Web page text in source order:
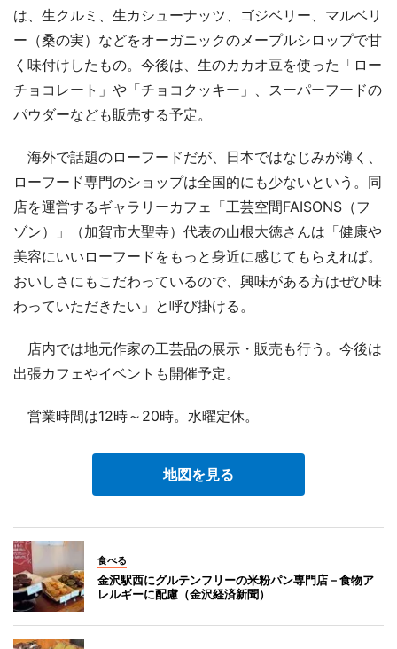
は、生クルミ、生カシューナッツ、ゴジベリー、マルベリ
ー（桑の実）などをオーガニックのメープルシロップで甘
く味付けしたもの。今後は、生のカカオ豆を使った「ロー
チョコレート」や「チョコクッキー」、スーパーフードの
パウダーなども販売する予定。
海外で話題のローフードだが、日本ではなじみが薄く、
ローフード専門のショップは全国的にも少ないという。同
店を運営するギャラリーカフェ「工芸空間FAISONS（フ
ゾン）」（加賀市大聖寺）代表の山根大徳さんは「健康や
美容にいいローフードをもっと身近に感じてもらえれば。
おいしさにもこだわっているので、興味がある方はぜひ味
わっていただきたい」と呼び掛ける。
店内では地元作家の工芸品の展示・販売も行う。今後は
出張カフェやイベントも開催予定。
営業時間は12時～20時。水曜定休。
地図を見る
食べる
金沢駅西にグルテンフリーの米粉パン専門店－食物ア
レルギーに配慮（金沢経済新聞）